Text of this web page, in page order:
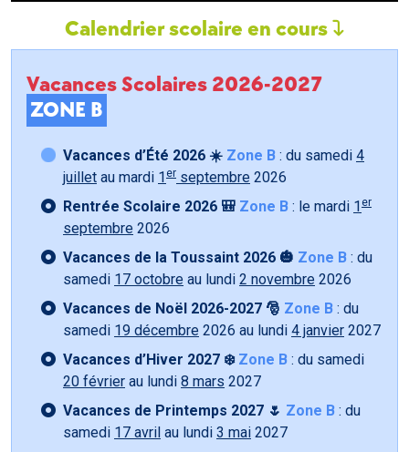
Calendrier scolaire en cours
Vacances Scolaires 2026-2027
ZONE B
Vacances d’Été 2026 ☀️ Zone B : du samedi 4
juillet au mardi 1 er septembre 2026
Rentrée Scolaire 2026 🎒 Zone B : le mardi 1 er
septembre 2026
Vacances de la Toussaint 2026 🎃 Zone B : du
samedi 17 octobre au lundi 2 novembre 2026
Vacances de Noël 2026-2027 🎅 Zone B : du
samedi 19 décembre 2026 au lundi 4 janvier 2027
Vacances d’Hiver 2027 ❄️ Zone B : du samedi
20 février au lundi 8 mars 2027
Vacances de Printemps 2027 🌷 Zone B : du
samedi 17 avril au lundi 3 mai 2027